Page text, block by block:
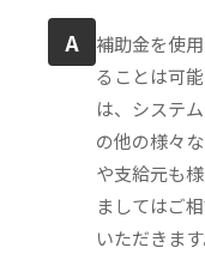
A
補助金を使
ることは可
は、システ
の他の様々
や支給元も
ましてはご
いただきます